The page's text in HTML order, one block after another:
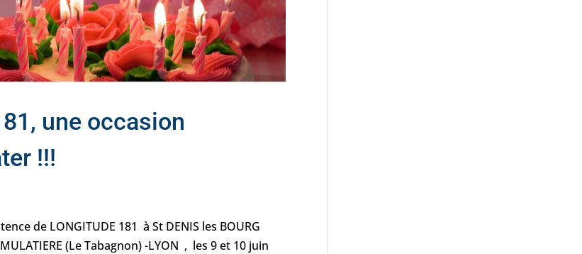
une occasion
!!!
de LONGITUDE 181 à St DENIS les BOURG
(Le Tabagnon) -LYON , les 9 et 10 juin